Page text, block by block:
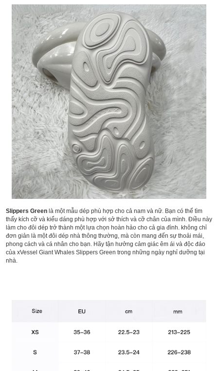
Slippers Green là một mẫu dép phù hợp cho cả nam và nữ. Bạn có thể tìm
thấy kích cỡ và kiểu dáng phù hợp với sở thích và cỡ chân của mình. Điều này
làm cho đôi dép trở thành một lựa chọn hoàn hảo cho cả gia đình. không chỉ
đơn giản là một đôi dép nhà thông thường, mà còn mang đến sự thoải mái,
phong cách và cá nhân cho bạn. Hãy tận hưởng cảm giác êm ái và độc đáo
của xVessel Giant Whales Slippers Green trong những ngày nghỉ dưỡng tại
nhà.